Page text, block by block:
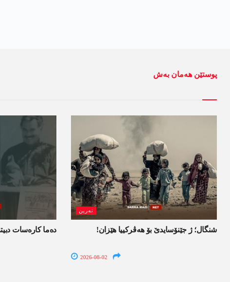
پوستێن ھەمان بەش
ده‌ما کاره‌سات
نەرین
شنگال؛ ژ جێنۆسایدێ بۆ هەڤرکییا هێزان!
2026-08-02